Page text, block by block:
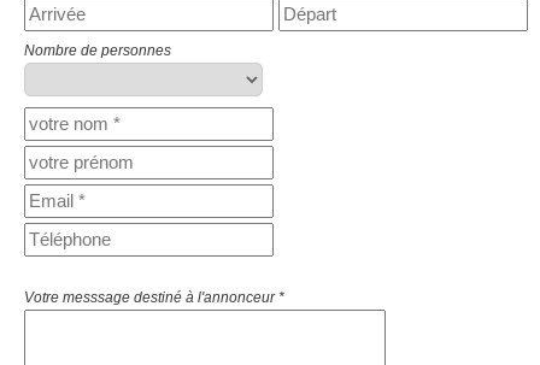
Nombre de personnes
Votre messsage destiné à l'annonceur *